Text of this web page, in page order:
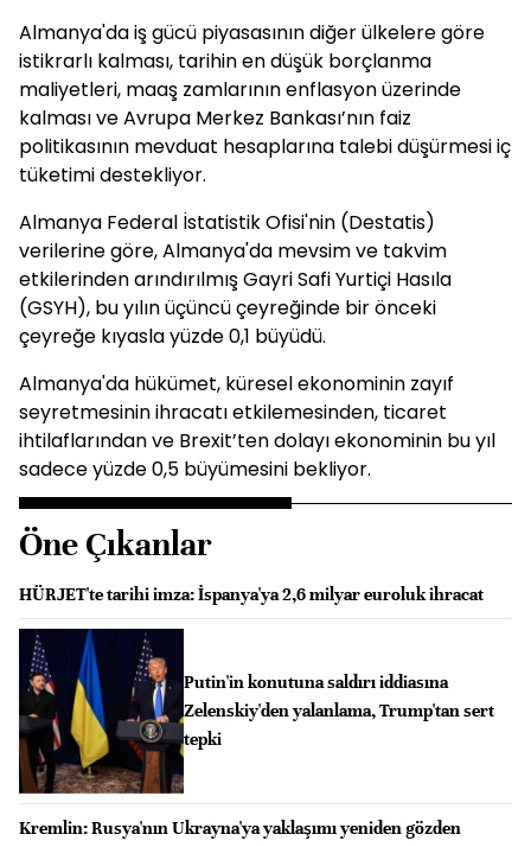
Almanya'da iş gücü piyasasının diğer ülkelere göre
istikrarlı kalması, tarihin en düşük borçlanma
maliyetleri, maaş zamlarının enflasyon üzerinde
kalması ve Avrupa Merkez Bankası’nın faiz
politikasının mevduat hesaplarına talebi düşürmesi iç
tüketimi destekliyor.
Almanya Federal İstatistik Ofisi'nin (Destatis)
verilerine göre, Almanya'da mevsim ve takvim
etkilerinden arındırılmış Gayri Safi Yurtiçi Hasıla
(GSYH), bu yılın üçüncü çeyreğinde bir önceki
çeyreğe kıyasla yüzde 0,1 büyüdü.
Almanya'da hükümet, küresel ekonominin zayıf
seyretmesinin ihracatı etkilemesinden, ticaret
ihtilaflarından ve Brexit’ten dolayı ekonominin bu yıl
sadece yüzde 0,5 büyümesini bekliyor.
Öne Çıkanlar
HÜRJET'te tarihi imza: İspanya'ya 2,6 milyar euroluk ihracat
Putin'in konutuna saldırı iddiasına
Zelenskiy'den yalanlama, Trump'tan sert
tepki
Kremlin: Rusya'nın Ukrayna'ya yaklaşımı yeniden gözden